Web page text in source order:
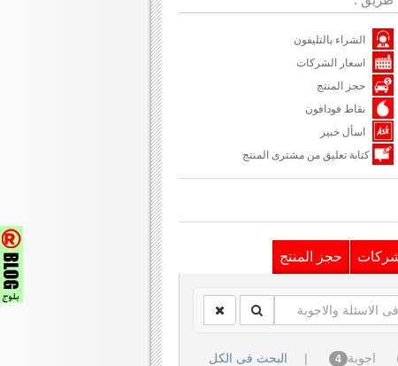
الشراء بالتليفون
اسعار الشركات
حجز المنتج
نقاط فودافون
اسأل خبير
كتابة تعليق من مشترى المنتج
حجز المنتج
اجوبة 4
| البحث فى الكل